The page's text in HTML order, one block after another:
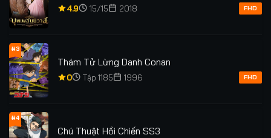
4.9 15/15 2018 FHD
#3
Thám Tử Lừng Danh Conan
0 Tập 1185 1996 FHD
#4
Chú Thuật Hồi Chiến SS3